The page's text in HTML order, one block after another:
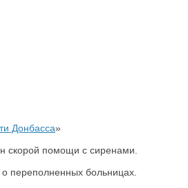
Донбасса»
скорой помощи с сиренами.
переполненных больницах.